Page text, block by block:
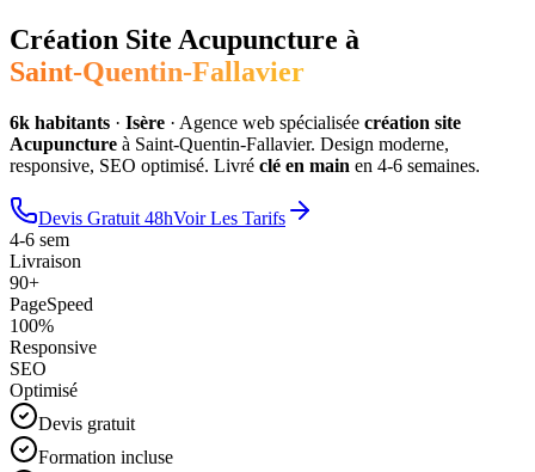
Création Site Acupuncture à
Saint-Quentin-Fallavier
6k habitants · Isère · Agence web spécialisée création site
Acupuncture à Saint-Quentin-Fallavier. Design moderne,
responsive, SEO optimisé. Livré clé en main en 4-6 semaines.
Devis Gratuit 48hVoir Les Tarifs
4-6 sem
Livraison
90+
PageSpeed
100%
Responsive
SEO
Optimisé
Devis gratuit
Formation incluse